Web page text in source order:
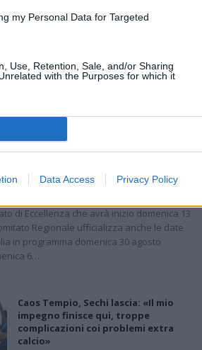
my Personal Data for Targeted
Use, Retention, Sale, and/or Sharing
with the Purposes for which it
Data Access Privacy Policy
gli accoppiamenti degli ottavi di
di Gallura, Barbagia e
di Eccellenza che avrà inizio domenica 13
Regionale ufficializza anche le date
in programma domenica 30 agosto
6…
Caos Tempio, Sechi lascia: «Il mio
impegno finisce qui, troppe
complicazioni coi problemi extra
calcio»